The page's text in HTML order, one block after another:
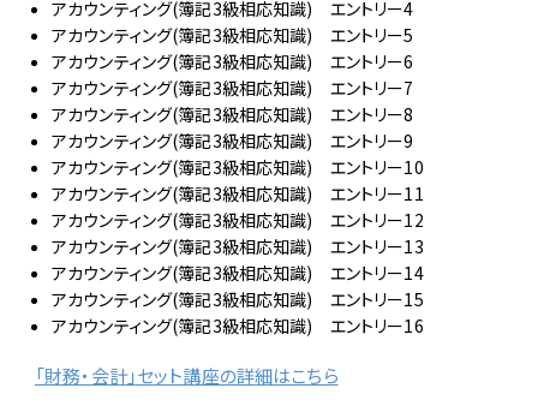
アカウンティング(簿記3級相応知識) エントリー4
アカウンティング(簿記3級相応知識) エントリー5
アカウンティング(簿記3級相応知識) エントリー6
アカウンティング(簿記3級相応知識) エントリー7
アカウンティング(簿記3級相応知識) エントリー8
アカウンティング(簿記3級相応知識) エントリー9
アカウンティング(簿記3級相応知識) エントリー10
アカウンティング(簿記3級相応知識) エントリー11
アカウンティング(簿記3級相応知識) エントリー12
アカウンティング(簿記3級相応知識) エントリー13
アカウンティング(簿記3級相応知識) エントリー14
アカウンティング(簿記3級相応知識) エントリー15
アカウンティング(簿記3級相応知識) エントリー16
「財務・会計」セット講座の詳細はこちら